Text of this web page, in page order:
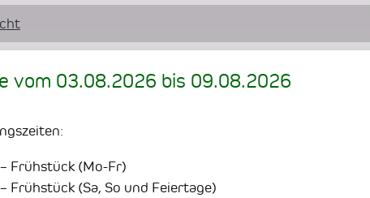
vom 03.08.2026 bis 09.08.2026
Frühstück (Mo-Fr)
Frühstück (Sa, So und Feiertage)